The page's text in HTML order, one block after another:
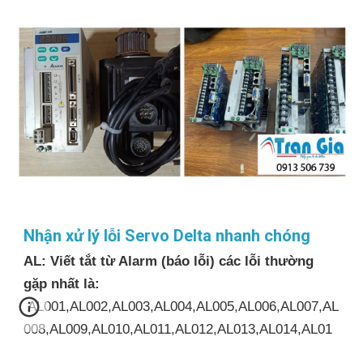
Nhận xử lý lỗi Servo Delta nhanh chóng
AL: Viết tắt từ Alarm (báo lỗi) các lỗi thường
gặp nhất là:
AL001,AL002,AL003,AL004,AL005,AL006,AL007,AL
008,AL009,AL010,AL011,AL012,AL013,AL014,AL01